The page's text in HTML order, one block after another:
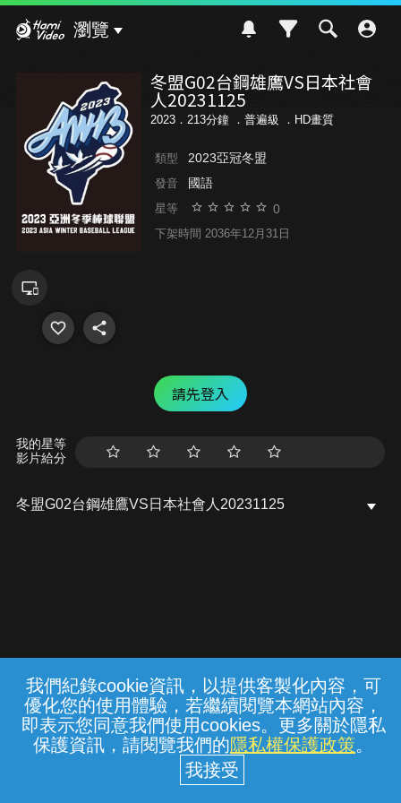
我們紀錄cookie資訊，以提供客製化內容，可
優化您的使用體驗，若繼續閱覽本網站內容，
即表示您同意我們使用cookies。更多關於隱私
保護資訊，請閱覽我們的隱私權保護政策。
瀏覽
冬盟G02台鋼雄鷹VS日本社會
人20231125
2023．213分鐘 ． 普遍級 ．HD畫質
類型 2023亞冠冬盟
發音 國語
星等 0
下架時間 2036年12月31日
請先登入
我的星等
影片給分
冬盟G02台鋼雄鷹VS日本社會人20231125
常見問題 線上客服 服務條款 隱私權保護
中華電信股份有限公司個人家庭分公司
(統一編號：96979949) © 2026
{{notifyMsg}}